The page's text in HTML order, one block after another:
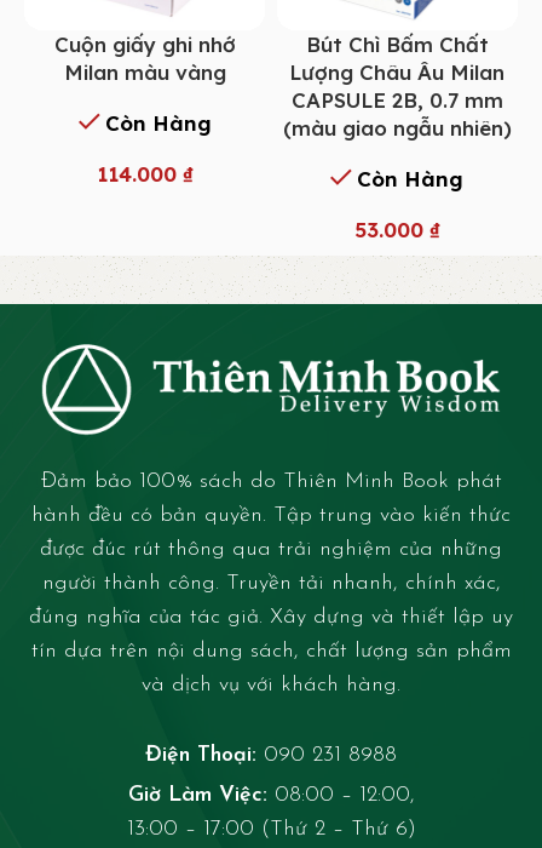
Cuộn giấy ghi nhớ
Milan màu vàng
Còn Hàng
114.000 ₫
Bút Chì Bấm Chất
Lượng Châu Âu Milan
CAPSULE 2B, 0.7 mm
(màu giao ngẫu nhiên)
Còn Hàng
53.000 ₫
Đảm bảo 100% sách do Thiên Minh Book phát
hành đều có bản quyền. Tập trung vào kiến thức
được đúc rút thông qua trải nghiệm của những
người thành công. Truyền tải nhanh, chính xác,
đúng nghĩa của tác giả. Xây dựng và thiết lập uy
tín dựa trên nội dung sách, chất lượng sản phẩm
và dịch vụ với khách hàng.
Điện Thoại: 090 231 8988
Giờ Làm Việc: 08:00 – 12:00,
13:00 – 17:00 (Thứ 2 – Thứ 6)